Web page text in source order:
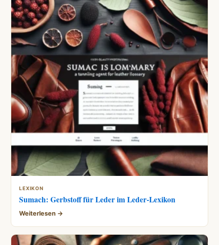
LEXIKON
Sumach: Gerbstoff für Leder im Leder-Lexikon
Weiterlesen →